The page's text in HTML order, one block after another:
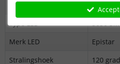
Aantal LED's p/m
60
Type LED
5050
Merk LED
Epistar
Stralingshoek
120